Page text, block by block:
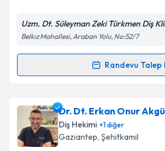
Kişisel verilerimin
kapsamda işlenmesini kabul
Takvim Talebini
Uzm. Dt. Süleyman Zeki Türkmen Diş
Belkız Mahallesi, Araban Yolu, No:52/7
Randevu Talep
Randevu Takvimi Talebi
Uzm. Dt. Süleyman Zeki
takvimi talebi oluşturun. Size bu
almanız için bir takvim
bilgilendireceğiz.
Dr. Dt. Erkan Onur
Diş Hekimi +1diğer
Gaziantep, Şehitkamil